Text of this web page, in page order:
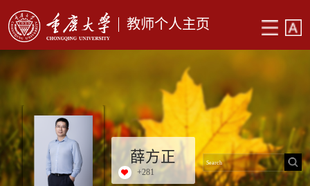
教师个人主页
薛方正
+281